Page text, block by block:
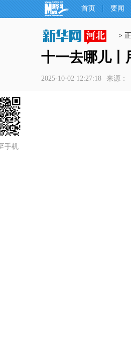
首页 要闻
>
十一去哪儿丨
2025-10-02 12:27:18 来源：
手机